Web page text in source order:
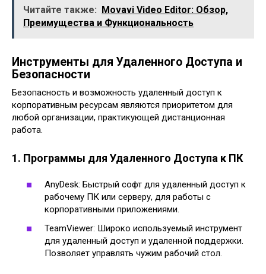
Читайте также: Movavi Video Editor: Обзор,
Преимущества и Функциональность
Инструменты для Удаленного Доступа и
Безопасности
Безопасность и возможность удаленный доступ к
корпоративным ресурсам являются приоритетом для
любой организации, практикующей дистанционная
работа.
1. Программы для Удаленного Доступа к ПК
AnyDesk: Быстрый софт для удаленный доступ к
рабочему ПК или серверу, для работы с
корпоративными приложениями.
TeamViewer: Широко используемый инструмент
для удаленный доступ и удаленной поддержки.
Позволяет управлять чужим рабочий стол.